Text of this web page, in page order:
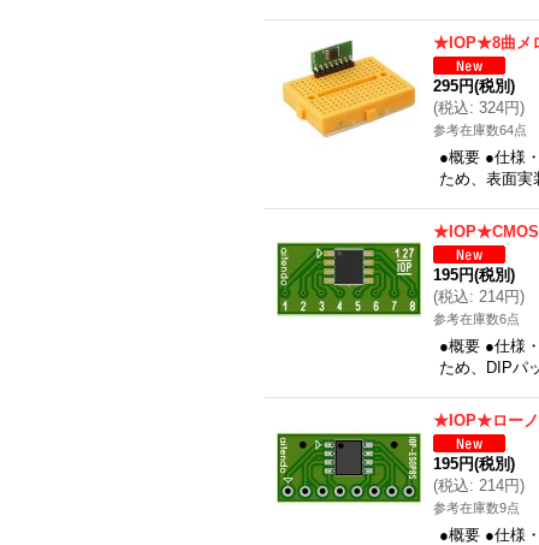
★IOP★8曲メ
295円(税別)
(税込: 324円)
参考在庫数64点
●概要 ●仕様
ため、表面
★IOP★CMOS
195円(税別)
(税込: 214円)
参考在庫数6点
●概要 ●仕様
ため、DIPパ
★IOP★ローノ
195円(税別)
(税込: 214円)
参考在庫数9点
●概要 ●仕様